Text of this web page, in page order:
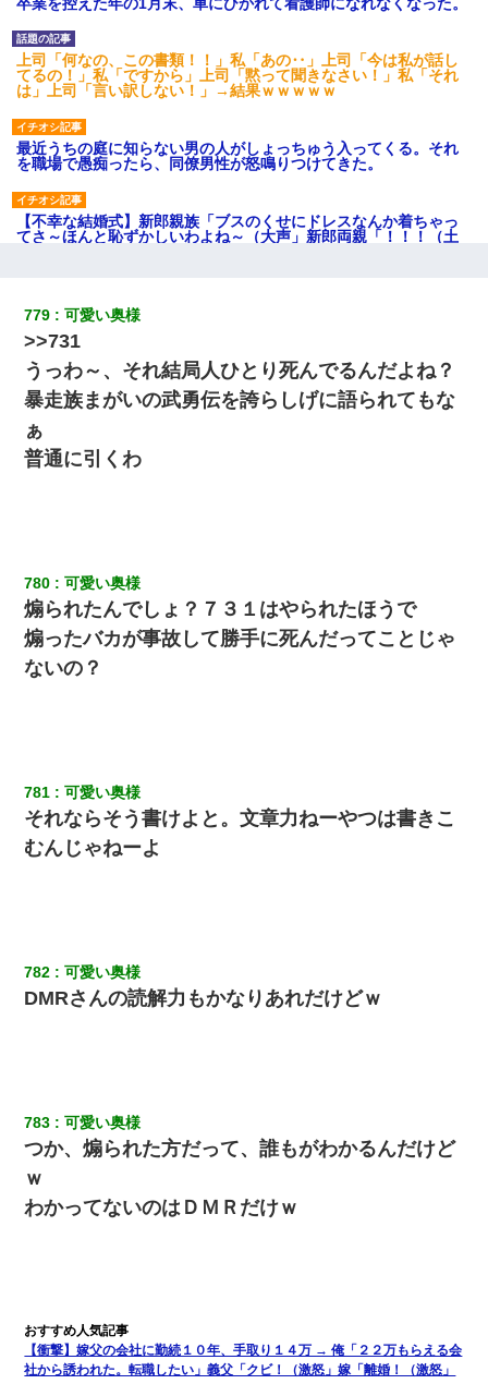
上司「何なの、この書類！！」私「あの‥」上司「今は私が話し
てるの！」私「ですから」上司「黙って聞きなさい！」私「それ
は」上司「言い訳しない！」→結果ｗｗｗｗｗ
最近うちの庭に知らない男の人がしょっちゅう入ってくる。それ
を職場で愚痴ったら、同僚男性が怒鳴りつけてきた。
【不幸な結婚式】新郎親族「ブスのくせにドレスなんか着ちゃっ
てさ～ほんと恥ずかしいわよね～（大声」新郎両親「！！！（土
【衝撃】婚約者「兄と結婚はするけど嫁入りするわけじゃない。
お互い干渉はしないようにしましょう」→ その後に結納金の話を
したので、母が・・・
【唖然】帰宅したら旦那のスポーツカーが消えていた。警察『目
立つし、すぐ見つかるかもしれません』→ 数時間後・・警察『××
さんご存じですか？』
【復讐】義兄嫁「生活費、足りない分を貸してほしい」私「貸す
わけないでしょｗｗｗｗ」→ 理由を話したら泣き出して・・私
（あまりにも希望通り）
嫁が涙声で『会いたいね』とか言っているのが聞こえた。俺「こ
んな時間に誰と電話してんの？」嫁「ごめんなさい…！（大号
泣」俺（キターー）→
新築の家で。クラクラするくらいの「白粉の匂い」が鼻につくも
し…)うちの子ではないので迎えに行きません」→息子を名乗って
た人物の正体が判明するも・・・
200万を貸したコウトから、追加で400万の申し込み、私「無理。
義弟より娘たちが大事」旦那「娘たちが成人したら別れよう」私
（は？）
旦那の元嫁「離婚したとはいえ、私が本来の妻。許可なく結婚す
るなんてどういう神経してるの？離婚届を記入して持って来い」
779 可愛い奥様
>>731
うっわ～、それ結局人ひとり死んでるんだよね？
暴走族まがいの武勇伝を誇らしげに語られてもな
ぁ
普通に引くわ
780 可愛い奥様
煽られたんでしょ？７３１はやられたほうで
煽ったバカが事故して勝手に死んだってことじゃ
ないの？
781 可愛い奥様
それならそう書けよと。文章力ねーやつは書きこ
むんじゃねーよ
782 可愛い奥様
DMRさんの読解力もかなりあれだけどｗ
783 可愛い奥様
つか、煽られた方だって、誰もがわかるんだけど
ｗ
わかってないのはＤＭＲだけｗ
【衝撃】嫁父の会社に勤続１０年、手取り１４万 → 俺「２２万もらえる会
社から誘われた。転職したい」義父「クビ！（激怒」嫁「離婚！（激怒」